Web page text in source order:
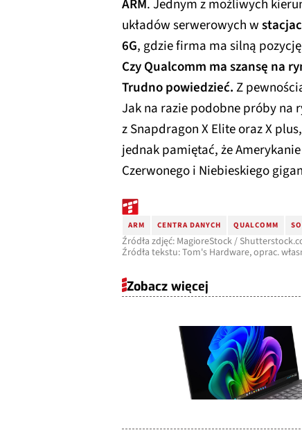
ARM. Jednym z możliwych
układów serwerowych w
6G, gdzie firma ma silną
Czy Qualcomm ma szansę na
Trudno powiedzieć.Z
Jak na razie podobne próby
z Snapdragon X Elite oraz X
jednak pamiętać, że
Czerwonego i Niebieskiego
ARM CENTRA DANYCH QUALCOMM
Źródła zdjęć: MagioreStock /
Źródła tekstu: Tom's Hardware, oprac.
Zobacz więcej